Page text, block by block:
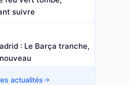
suivre
: Le Barça tranche,
actualités